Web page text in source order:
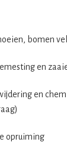
bomen
en
en
opruiming